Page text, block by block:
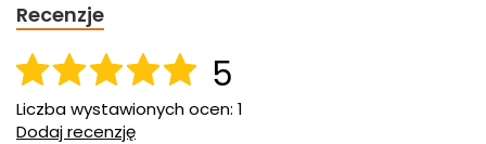
Recenzje
5
Liczba wystawionych ocen: 1
Dodaj recenzję